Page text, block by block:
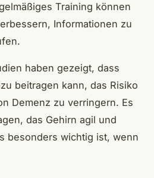
Training können
Informationen zu
haben gezeigt, dass
beitragen kann, das Risiko
Demenz zu verringern. Es
das Gehirn agil und
besonders wichtig ist, wenn